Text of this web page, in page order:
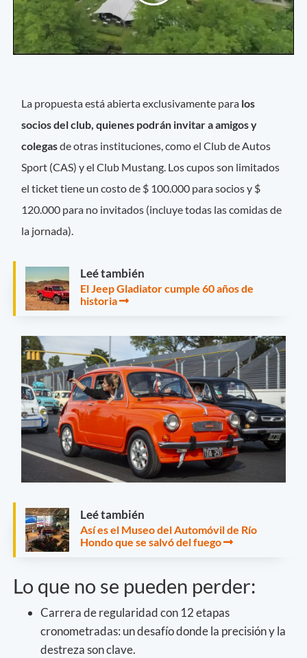
La propuesta está abierta exclusivamente para los
socios del club, quienes podrán invitar a amigos y
colegasde otras instituciones, como el Club de Autos
Sport (CAS) y el Club Mustang. Los cupos son limitados
el ticket tiene un costo de $ 100.000 para socios y $
120.000 para no invitados (incluye todas las comidas de
la jornada).
Leé también
El Jeep Gladiator cumple 60 años de
historia
Leé también
Así es el Museo del Automóvil de Río
Hondo que se salvó del fuego
Lo que no se pueden perder:
Carrera de regularidad con 12 etapas
cronometradas: un desafío donde la precisión y la
destreza son clave.